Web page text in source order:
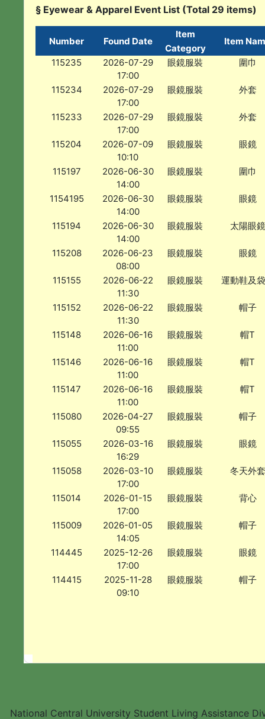
§ Eyewear & Apparel Event List (Total 29 items)
Number Found Date
Item
Category
Item
115235
2026-07-29
17:00
眼鏡服裝 圍巾
115234
2026-07-29
17:00
眼鏡服裝 外套
115233
2026-07-29
17:00
眼鏡服裝 外套
115204
2026-07-09
10:10
眼鏡服裝 眼鏡
115197
2026-06-30
14:00
眼鏡服裝 圍巾
1154195
2026-06-30
14:00
眼鏡服裝 眼鏡
115194
2026-06-30
14:00
眼鏡服裝 太陽眼鏡
115208
2026-06-23
08:00
眼鏡服裝 眼鏡
115155
2026-06-22
11:30
眼鏡服裝 運動鞋及
115152
2026-06-22
11:30
眼鏡服裝 帽子
115148
2026-06-16
11:00
眼鏡服裝 帽T
115146
2026-06-16
11:00
眼鏡服裝 帽T
115147
2026-06-16
11:00
眼鏡服裝 帽T
115080
2026-04-27
09:55
眼鏡服裝 帽子
115055
2026-03-16
16:29
眼鏡服裝 眼鏡
115058
2026-03-10
17:00
眼鏡服裝 冬天外套
115014
2026-01-15
17:00
眼鏡服裝 背心
115009
2026-01-05
14:05
眼鏡服裝 帽子
114445
2025-12-26
17:00
眼鏡服裝 眼鏡
114415
2025-11-28
09:10
眼鏡服裝 帽子
National Central University Student Living Assistance